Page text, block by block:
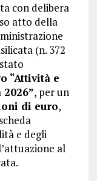
con delibera
atto della
(n. 372
“Attività e
, per un
di euro,
e degli
al